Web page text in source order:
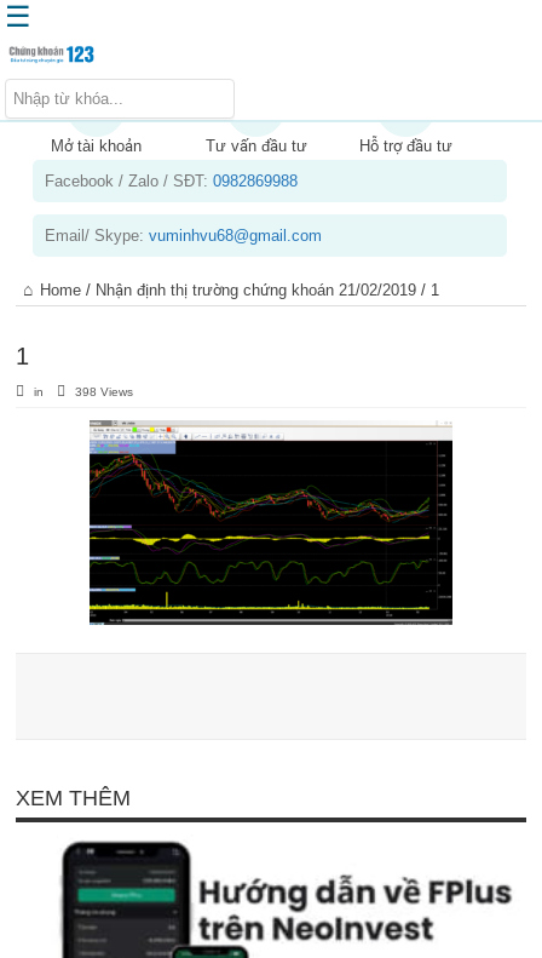
Trang chủ
Kiến thức chứng khoán
Kinh nghiệm đầu tư
Sản phẩm – dịch vụ
Chứng khoán phái sinh
☰
Mở tài khoản Tư vấn đầu tư
Hỗ trợ đầu tư
Facebook / Zalo / SĐT:0982869988
Email/ Skype:vuminhvu68@gmail.com
Home / Nhận định thị trường chứng khoán 21/02/2019 / 1
1
in 398 Views
XEM THÊM